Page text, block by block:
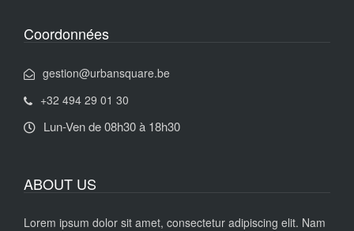
Coordonnées
gestion@urbansquare.be
+32 494 29 01 30
Lun-Ven de 08h30 à 18h30
ABOUT US
Lorem ipsum dolor sit amet, consectetur adipiscing elit. Nam